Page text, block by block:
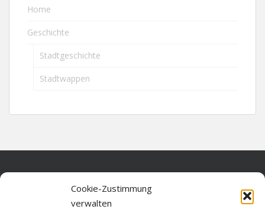
Cookie-Zustimmung
verwalten
Home
Geschichte
Stadtgeschichte
Stadtwappen